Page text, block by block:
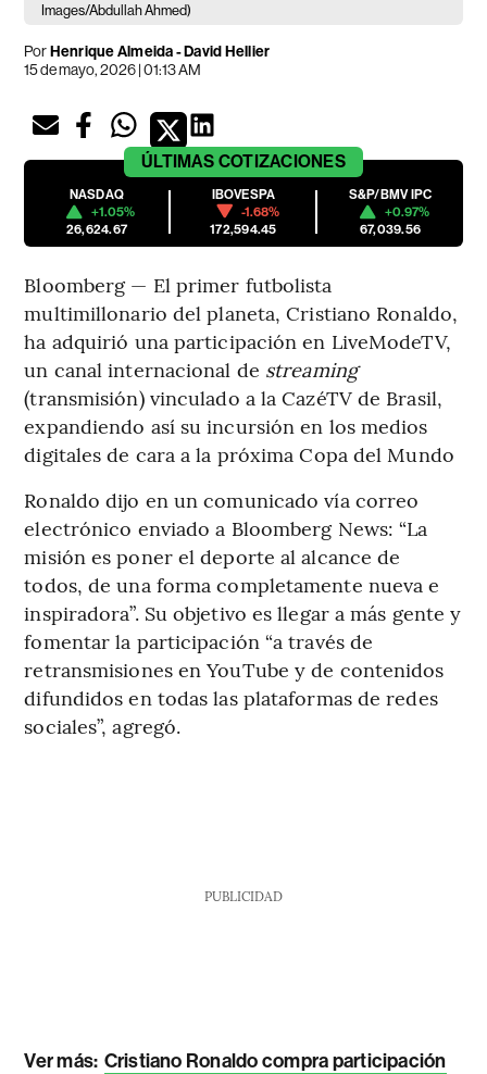
Images/Abdullah Ahmed)
PorHenrique Almeida - David Hellier
15 de mayo, 2026 | 01:13 AM
ÚLTIMAS COTIZACIONES
NASDAQ
+1.05%
26,624.67
IBOVESPA
-1.68%
172,594.45
S&P/BMV IPC
+0.97%
67,039.56
Bloomberg — El primer futbolista
multimillonario del planeta, Cristiano Ronaldo,
ha adquirió una participación en LiveModeTV,
un canal internacional de streaming
(transmisión) vinculado a la CazéTV de Brasil,
expandiendo así su incursión en los medios
digitales de cara a la próxima Copa del Mundo
Ronaldo dijo en un comunicado vía correo
electrónico enviado a Bloomberg News: “La
misión es poner el deporte al alcance de
todos, de una forma completamente nueva e
inspiradora”. Su objetivo es llegar a más gente y
fomentar la participación “a través de
retransmisiones en YouTube y de contenidos
difundidos en todas las plataformas de redes
sociales”, agregó.
PUBLICIDAD
Ver más: Cristiano Ronaldo compra participación